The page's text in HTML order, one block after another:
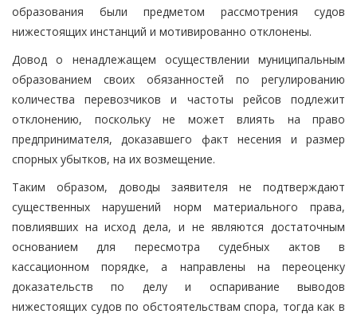
образования были предметом рассмотрения судов
нижестоящих инстанций и мотивированно отклонены.
Довод о ненадлежащем осуществлении муниципальным
образованием своих обязанностей по регулированию
количества перевозчиков и частоты рейсов подлежит
отклонению, поскольку не может влиять на право
предпринимателя, доказавшего факт несения и размер
спорных убытков, на их возмещение.
Таким образом, доводы заявителя не подтверждают
существенных нарушений норм материального права,
повлиявших на исход дела, и не являются достаточным
основанием для пересмотра судебных актов в
кассационном порядке, а направлены на переоценку
доказательств по делу и оспаривание выводов
нижестоящих судов по обстоятельствам спора, тогда как в